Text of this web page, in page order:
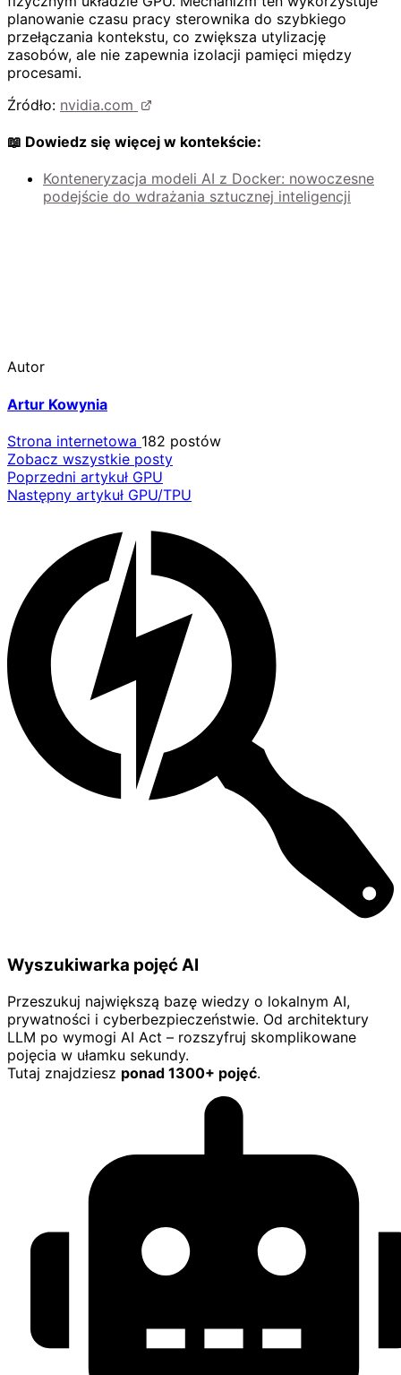
planowanie czasu pracy sterownika do szybkiego
przełączania kontekstu, co zwiększa utylizację
zasobów, ale nie zapewnia izolacji pamięci między
procesami.
Źródło: nvidia.com
📖 Dowiedz się więcej w kontekście:
Konteneryzacja modeli AI z Docker: nowoczesne
podejście do wdrażania sztucznej inteligencji
Autor
Artur Kowynia
Strona internetowa 182 postów
Zobacz wszystkie posty
Nawigacja
wpisu
Poprzedni artykuł GPU
Następny artykuł GPU/TPU
Wyszukiwarka pojęć AI
Przeszukuj największą bazę wiedzy o lokalnym AI,
prywatności i cyberbezpieczeństwie. Od architektury
LLM po wymogi AI Act – rozszyfruj skomplikowane
pojęcia w ułamku sekundy.
Tutaj znajdziesz ponad 1300+ pojęć.